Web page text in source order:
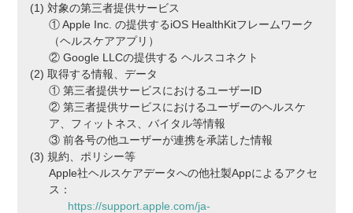
対象の第三者提供サービス
① Apple Inc. の提供するiOS HealthKitフレームワーク
（ヘルスケアアプリ）
② Google LLCの提供する ヘルスコネクト
取得する情報、データ
① 第三者提供サービスにおけるユーザーID
② 第三者提供サービスにおけるユーザーのヘルスケ
ア、フィットネス、バイタル等情報
③ 前各号の他ユーザーが連携を承諾した情報
規約、ポリシー等
Apple社ヘルスケアデータへの他社製Appによるアクセ
ス：
https://support.apple.com/ja-